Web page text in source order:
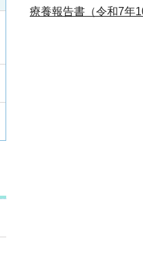
療養報告書（令和7年